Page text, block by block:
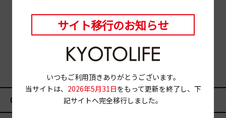
サイト移行のお知らせ
いつもご利用頂きありがとうございます。
当サイトは、 2026年5月31日をもって更新を終了し、下
記サイトへ完全移行しました。
CATEGORY